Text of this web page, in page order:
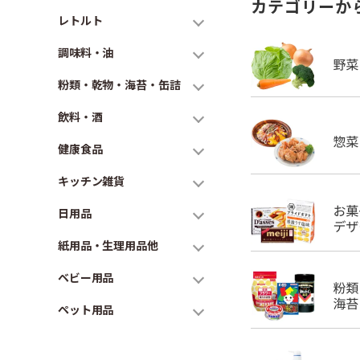
レトルト
調味料・油
粉類・乾物・海苔・缶詰
飲料・酒
健康食品
キッチン雑貨
日用品
紙用品・生理用品他
ベビー用品
ペット用品
カテゴリーか